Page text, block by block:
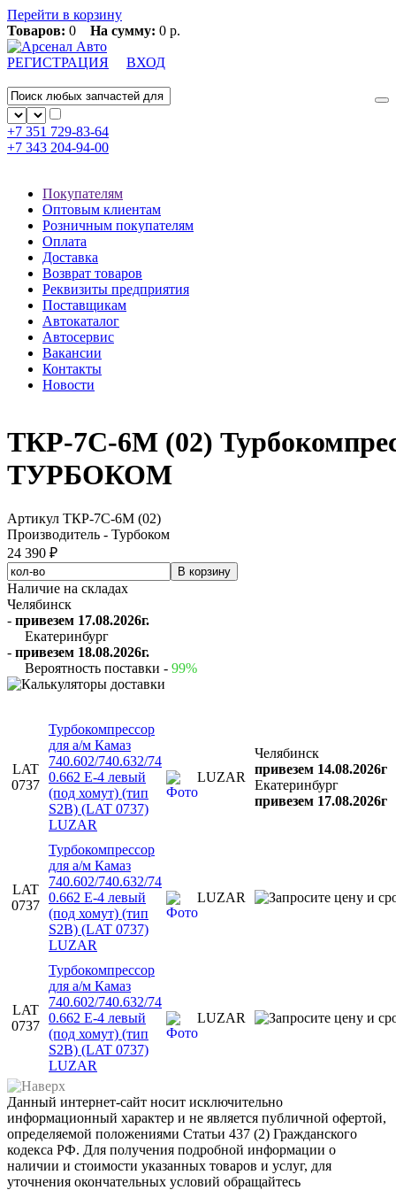
Перейти в корзину
Товаров: 0 На сумму: 0 р.
РЕГИСТРАЦИЯ ВХОД
+7 351 729-83-64
+7 343 204-94-00
Покупателям
Оптовым клиентам
Розничным покупателям
Оплата
Доставка
Возврат товаров
Реквизиты предприятия
Поставщикам
Автокаталог
Автосервис
Вакансии
Контакты
Новости
ТКР-7С-6М (02)
ТУРБОКОМ
Артикул ТКР-7С-6М (02)
Производитель - Турбоком
24 390 ₽
Наличие на складах
Челябинск
- привезем 17.08.2026г.
Екатеринбург
- привезем 18.08.2026г.
Вероятность поставки - 99%
LAT
0737
Турбокомпрессор
для а/м Камаз
740.602/740.632/74
0.662 E-4 левый
(под хомут) (тип
S2B) (LAT 0737)
LUZAR
LUZAR
Челябинск
привезем 14.08.2026г
Екатеринбург
привезем 17.08.2026г
LAT
0737
Турбокомпрессор
для а/м Камаз
740.602/740.632/74
0.662 E-4 левый
(под хомут) (тип
S2B) (LAT 0737)
LUZAR
LUZAR
LAT
0737
Турбокомпрессор
для а/м Камаз
740.602/740.632/74
0.662 E-4 левый
(под хомут) (тип
S2B) (LAT 0737)
LUZAR
LUZAR
Данный интернет-сайт носит исключительно
информационный характер и не является публичной офертой,
определяемой положениями Статьи 437 (2) Гражданского
кодекса РФ. Для получения подробной информации о
наличии и стоимости указанных товаров и услуг, для
уточнения окончательных условий обращайтесь